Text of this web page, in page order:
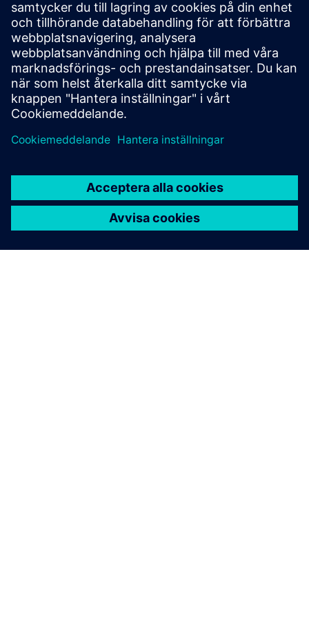
Läs mer om Opcenter Execution Pharma
Plattformen som hjälper dig att vinna loppet mot tiden
tillhandahåller elektroniska batchregister för
läkemedelsindustrin.
Läs mer